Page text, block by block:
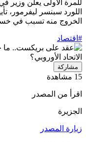
للمرة الأولى يعلن وزير
اللورد سبنسر ليفرمور،
الخروج منه تسبب في
#اقتصاد
مشاركة
15 مشاهدة
اقرأ من المصدر
الجزيرة
زيارة المصدر